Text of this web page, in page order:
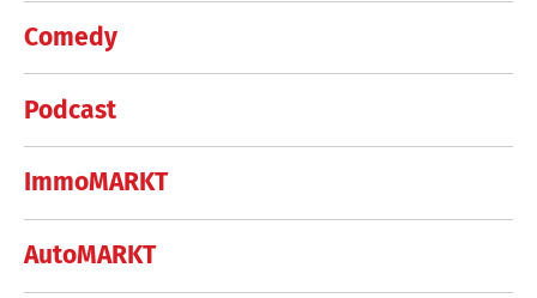
Comedy
Podcast
ImmoMARKT
AutoMARKT